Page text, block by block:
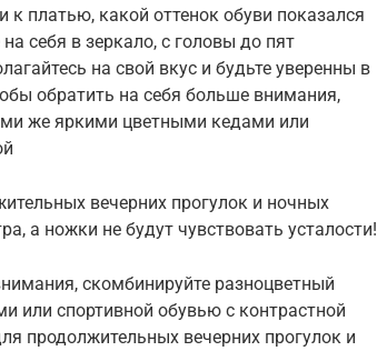
платью, какой оттенок обуви показался
себя в зеркало, с головы до пят
на свой вкус и будьте уверенны в
обратить на себя больше внимания,
же яркими цветными кедами или
вечерних прогулок и ночных
а ножки не будут чувствовать усталости!
скомбинируйте разноцветный
или спортивной обувью с контрастной
продолжительных вечерних прогулок и